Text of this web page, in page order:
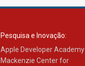
Pesquisa e Inovação:
Apple Developer Academy
Mackenzie Center for